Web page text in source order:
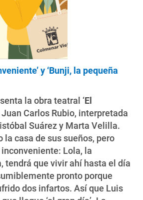
y ‘Bunji, la pequeña
la obra teatral ‘El
Juan Carlos Rubio, interpretada
Suárez y Marta Velilla.
la casa de sus sueños, pero
inconveniente: Lola, la
tendrá que vivir ahí hasta el día
pronto porque
dos infartos. Así que Luis